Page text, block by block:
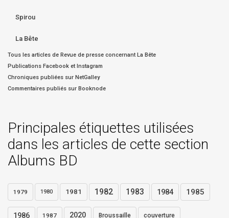
Spirou
La Bête
Tous les articles de Revue de presse concernant La Bête
Publications Facebook et Instagram
Chroniques publiées sur NetGalley
Commentaires publiés sur Booknode
Principales étiquettes utilisées
dans les articles de cette section
Albums BD
1979 1980 1981 1982 1983 1984 1985
1986 1987 2020 Broussaille couverture